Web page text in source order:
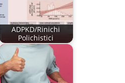
ADPKD/Rinichi
Polichistici